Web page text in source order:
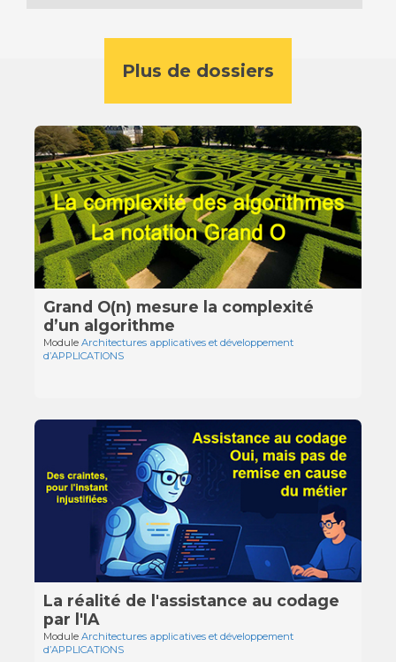
Plus de dossiers
Grand O(n) mesure la complexité
d’un algorithme
ModuleArchitectures applicatives et développement
d’APPLICATIONS
La réalité de l'assistance au codage
par l'IA
ModuleArchitectures applicatives et développement
d’APPLICATIONS